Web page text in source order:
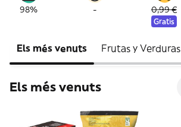
98% - 0,99 €
Gratis
Els més venuts Frutas y Verduras
Els més venuts